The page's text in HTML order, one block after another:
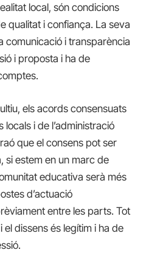
local, són condicions
qualitat i confiança. La seva
comunicació i transparència
i proposta i ha de
els acords consensuats
locals i de l’administració
que el consens pot ser
si estem en un marc de
educativa serà més
d’actuació
entre les parts. Tot
el dissens és legítim i ha de